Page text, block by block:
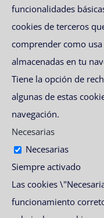
funcionalidades
cookies de terceros
comprender como usa
almacenadas en tu
Tiene la opción de
algunas de estas
navegación.
Necesarias
Necesarias
Siempre activado
Las cookies
funcionamiento